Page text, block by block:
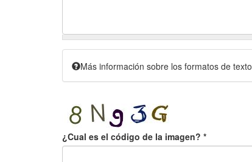
Más información sobre los formatos de texto
¿Cual es el código de la imagen? *